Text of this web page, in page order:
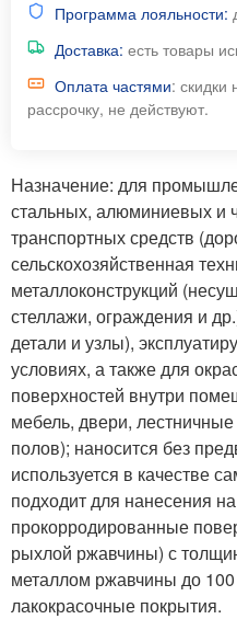
Программа лояльности:
Доставка: есть товары
Оплата частями:
рассрочку, не действуют.
Назначение: для
стальных, алюминиевых и
транспортных средств
сельскохозяйственная
металлоконструкций
стеллажи, ограждения и
детали и узлы),
условиях, а также для
поверхностей внутри
мебель, двери,
полов); наносится без
используется в качестве
подходит для нанесения
прокорродированные
рыхлой ржавчины) с
металлом ржавчины до
лакокрасочные покрытия.